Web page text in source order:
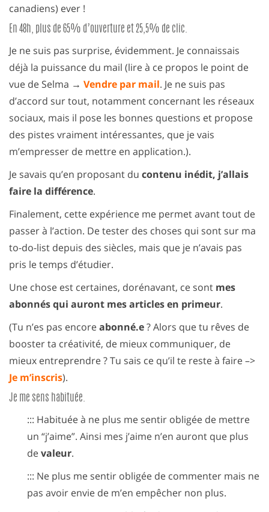
canadiens) ever !
En 48h, plus de 65% d’ouverture et 25,5% de clic.
Je ne suis pas surprise, évidemment. Je connaissais
déjà la puissance du mail (lire à ce propos le point de
vue de Selma → Vendre par mail. Je ne suis pas
d’accord sur tout, notamment concernant les réseaux
sociaux, mais il pose les bonnes questions et propose
des pistes vraiment intéressantes, que je vais
m’empresser de mettre en application.).
Je savais qu’en proposant du contenu inédit, j’allais
faire la différence.
Finalement, cette expérience me permet avant tout de
passer à l’action. De tester des choses qui sont sur ma
to-do-list depuis des siècles, mais que je n’avais pas
pris le temps d’étudier.
Une chose est certaines, dorénavant, ce sont mes
abonnés qui auront mes articles en primeur.
(Tu n’es pas encoreabonné.e? Alors que tu rêves de
booster ta créativité, de mieux communiquer, de
mieux entreprendre ? Tu sais ce qu’il te reste à faire –>
Je m’inscris).
Je me sens habituée.
::: Habituée à ne plus me sentir obligée de mettre
un “j’aime”. Ainsi mes j’aime n’en auront que plus
devaleur.
::: Ne plus me sentir obligée de commenter mais ne
pas avoir envie de m’en empêcher non plus.